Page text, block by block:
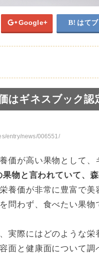
Google+ はてブ
ピ【焼く・炒める】
ピ【ペースト】
ピ【揚げる】
ピ【その他】
はギネスブック認
entry/news/006551/
価が高い果物として
物と言われていて、
養価が非常に豊富で美
問わず、食べたい果物
実際にはどのような
面と健康面について調